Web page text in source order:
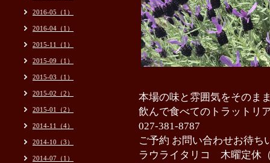
本場の味と雰囲気をそのま
飲んで食べてのトラットリ
027-381-8787
ご予約 お問い合わせお待ち
ラウライタリコ 木曜定休
2016-05（1）
2016-04（1）
2015-11（1）
2015-09（1）
2015-03（1）
2015-02（2）
2015-01（2）
2014-11（4）
2014-10（3）
2014-07（1）